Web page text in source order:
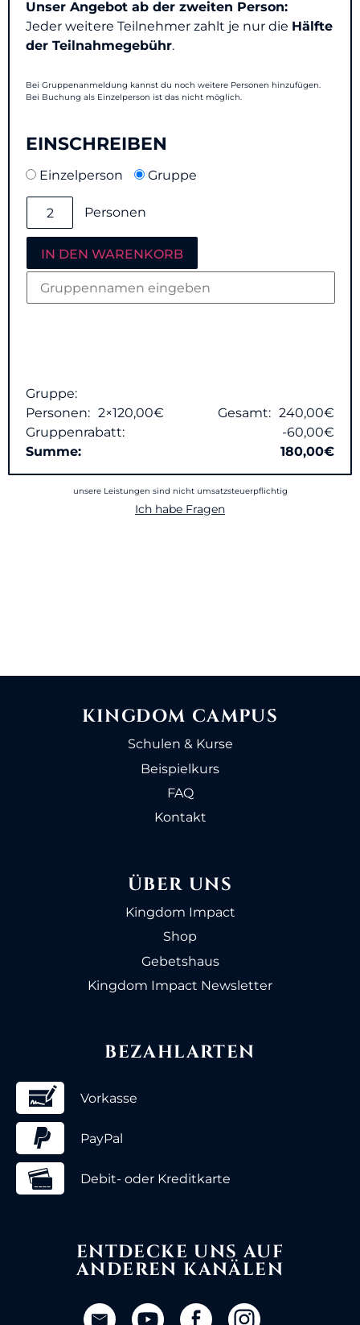
Unser Angebot ab der zweiten Person:
Jeder weitere Teilnehmer zahlt je nur die Hälfte
der Teilnahmegebühr.
Bei Gruppenanmeldung kannst du noch weitere Personen hinzufügen.
Bei Buchung als Einzelperson ist das nicht möglich.
EINSCHREIBEN
Einzelperson Gruppe
Personen
IN DEN WARENKORB
Gruppe:
Personen: 2×120,00€ Gesamt: 240,00€
Gruppenrabatt:
-60,00€
Summe:
180,00€
unsere Leistungen sind nicht umsatzsteuerpflichtig
Ich habe Fragen
KINGDOM CAMPUS
Schulen & Kurse
Beispielkurs
FAQ
Kontakt
ÜBER UNS
Kingdom Impact
Shop
Gebetshaus
Kingdom Impact Newsletter
BEZAHLARTEN
Vorkasse
PayPal
Debit- oder Kreditkarte
ENTDECKE UNS AUF
ANDEREN KANÄLEN